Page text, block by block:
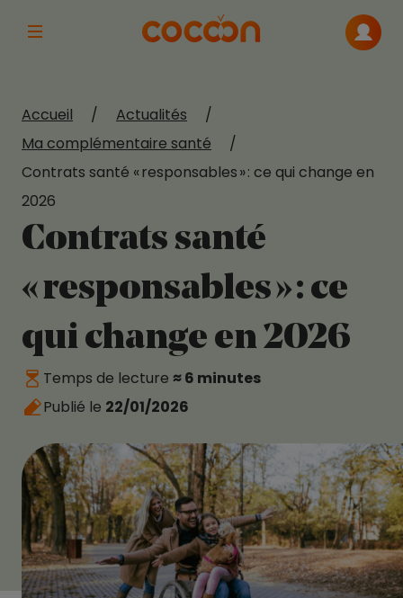
Afficher la navigation principale
Me
Accueil / Actualités
/
Ma complémentaire santé
/
Contrats santé « responsables » : ce qui change en
2026
Contrats santé
« responsables » : ce
qui change en 2026
Temps de lecture ≈ 6 minutes
Publié le 22/01/2026